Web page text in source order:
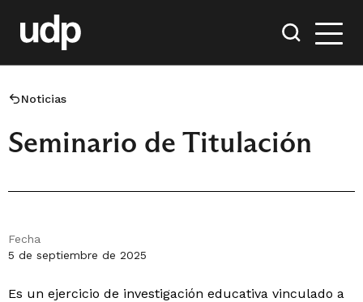
Noticias
Seminario de Titulación
Fecha
5 de septiembre de 2025
Es un ejercicio de investigación educativa vinculado a